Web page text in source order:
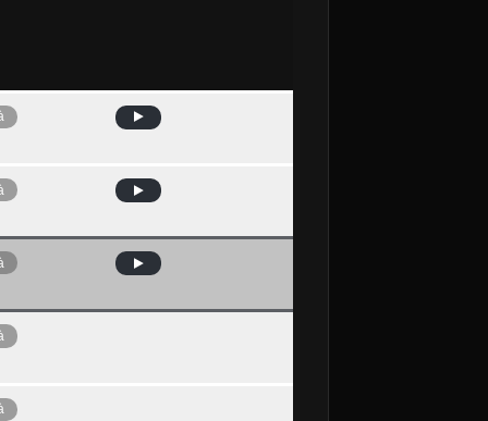
Avui